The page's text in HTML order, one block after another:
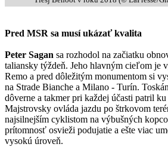
Pred MSR sa musí ukázať kvalita
Peter Sagan sa rozhodol na začiatku
taliansky týždeň. Jeho hlavným cieľom je
Remo a pred dôležitým monumentom si
na Strade Bianche a Milano - Turín.
dôverne a takmer pri každej účasti patril
Majstrovsky ovláda jazdu po štrkovom
najsilnejším cyklistom na výbušných
prítomnosť osvieži podujatie a ešte viac
vysokú úroveň.